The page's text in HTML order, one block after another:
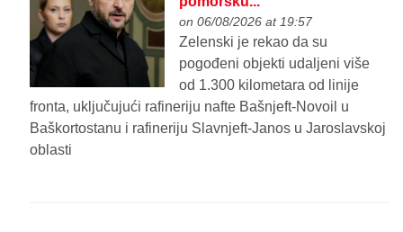
on 06/08/2026 at 19:57
Zelenski je rekao da su
pogođeni objekti udaljeni više
od 1.300 kilometara od linije
fronta, uključujući rafineriju nafte Bašnjeft-Novoil u
Baškortostanu i rafineriju Slavnjeft-Janos u Jaroslavskoj
oblasti